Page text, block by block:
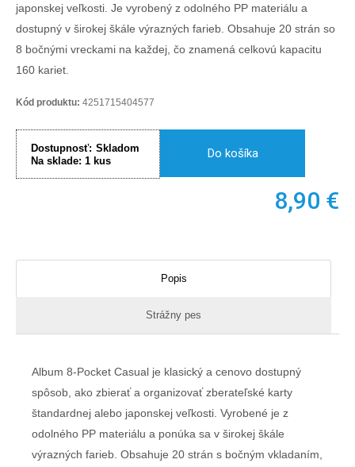
japonskej veľkosti. Je vyrobený z odolného PP materiálu a
dostupný v širokej škále výrazných farieb. Obsahuje 20 strán so
8 bočnými vreckami na každej, čo znamená celkovú kapacitu
160 kariet.
Kód produktu: 4251715404577
Dostupnosť: Skladom
Na sklade: 1 kus
Do košíka
8,90 €
Popis
Strážny pes
Album 8-Pocket Casual je klasický a cenovo dostupný
spôsob, ako zbierať a organizovať zberateľské karty
štandardnej alebo japonskej veľkosti. Vyrobené je z
odolného PP materiálu a ponúka sa v širokej škále
výrazných farieb. Obsahuje 20 strán s bočným vkladaním,